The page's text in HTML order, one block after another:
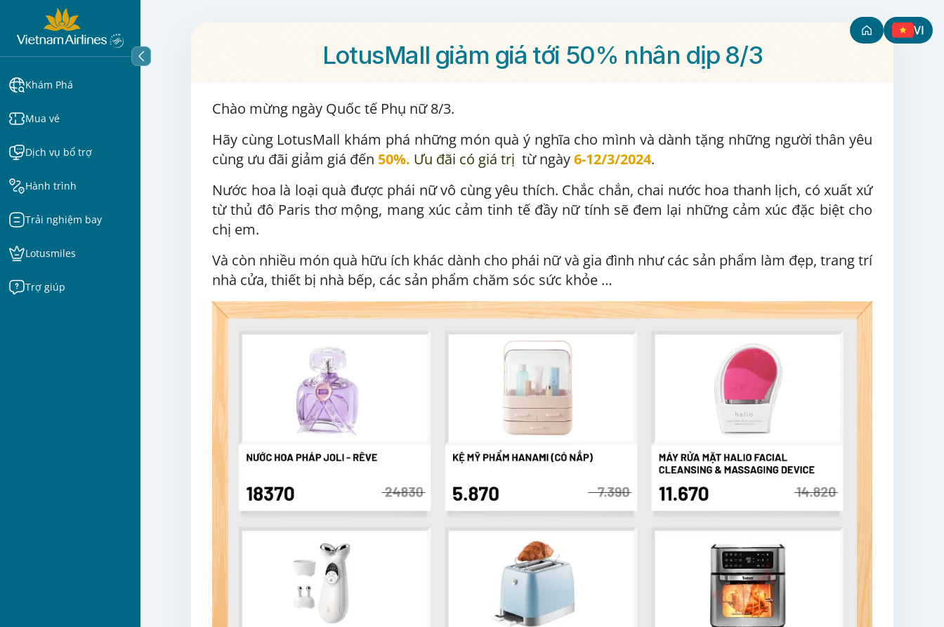
Khám Phá
Mua vé
Dịch vụ bổ trợ
Hành trình
Trải nghiệm bay
Lotusmiles
Trợ giúp
VI
LotusMall giảm giá tới 50% nhân dịp 8/3
Chào mừng ngày Quốc tế Phụ nữ 8/3.
Hãy cùng LotusMall khám phá những món quà ý nghĩa cho mình và dành tặng những người thân yêu
cùng ưu đãi giảm giá đến 50%. Ưu đãi có giá trị từ ngày6-12/3/2024.
Nước hoa là loại quà được phái nữ vô cùng yêu thích. Chắc chắn, chai nước hoa thanh lịch, có xuất xứ
từ thủ đô Paris thơ mộng, mang xúc cảm tinh tế đầy nữ tính sẽ đem lại những cảm xúc đặc biệt cho
chị em.
Và còn nhiều món quà hữu ích khác dành cho phái nữ và gia đình như các sản phẩm làm đẹp, trang trí
nhà cửa, thiết bị nhà bếp, các sản phẩm chăm sóc sức khỏe …